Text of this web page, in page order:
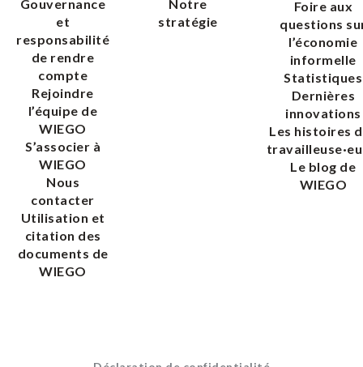
Gouvernance
et
responsabilité
de rendre
compte
Rejoindre
l’équipe de
WIEGO
S’associer à
WIEGO
Nous
contacter
Utilisation et
citation des
documents de
WIEGO
Notre
stratégie
Foire aux
questions
l’économie
informelle
Statistiques
Dernières
innovations
Les histoires
Le blog de
WIEGO